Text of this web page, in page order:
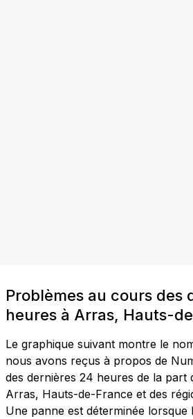
Problèmes au cours des
heures à Arras, Hauts-
Le graphique suivant montre le
nous avons reçus à propos de
des dernières 24 heures de la part
Arras, Hauts-de-France et des
Une panne est déterminée lorsque